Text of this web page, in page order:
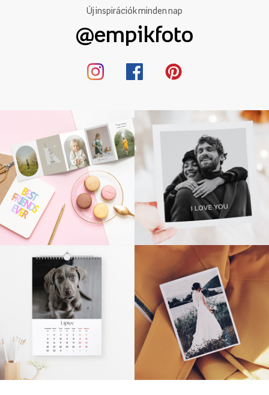
Új inspirációk minden nap
@empikfoto